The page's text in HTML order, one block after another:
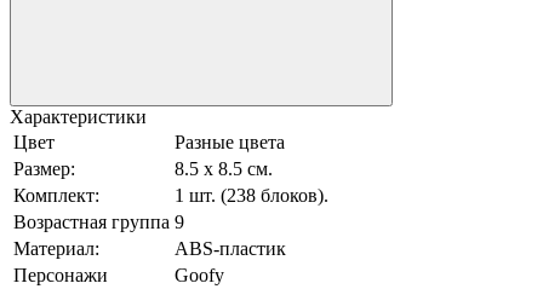
Характеристики
Цвет
Разные цвета
Размер:
8.5 х 8.5 см.
Комплект:
1 шт. (238 блоков).
Возрастная группа 9
Материал:
ABS-пластик
Персонажи
Goofy